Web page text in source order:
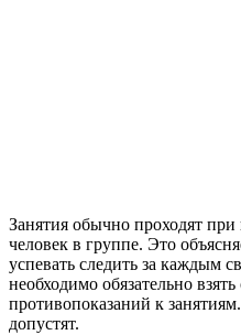
Занятия обычно проходят при
человек в группе. Это
успевать следить за каждым
необходимо обязательно
противопоказаний к
допустят.